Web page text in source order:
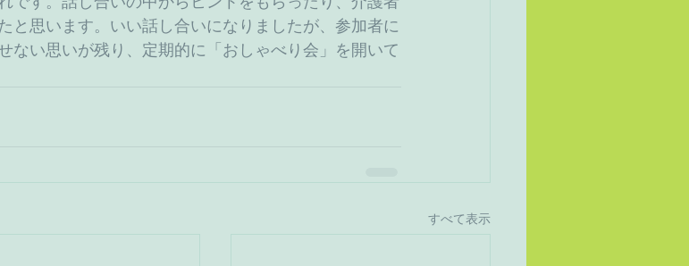
と思います。いい話し合いになりましたが、参加者に
ない思いが残り、定期的に「おしゃべり会」を開いて
すべて表示